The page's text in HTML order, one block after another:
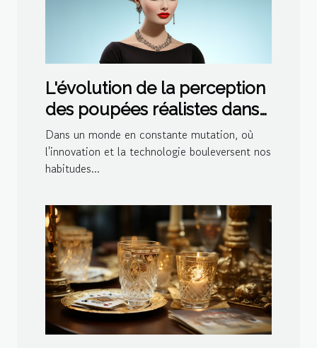
L'évolution de la perception
des poupées réalistes dans
la société moderne
Dans un monde en constante mutation, où
l'innovation et la technologie bouleversent nos
habitudes...